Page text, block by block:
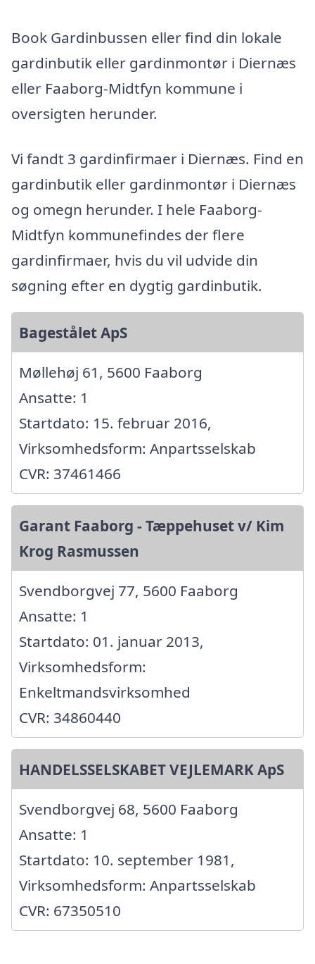
Book Gardinbussen eller find din lokale
gardinbutik eller gardinmontør i Diernæs
eller Faaborg-Midtfyn kommune i
oversigten herunder.
Vi fandt 3 gardinfirmaer i Diernæs. Find en
gardinbutik eller gardinmontør i Diernæs
og omegn herunder. I hele Faaborg-
Midtfyn kommunefindes der flere
gardinfirmaer, hvis du vil udvide din
søgning efter en dygtig gardinbutik.
Bagestålet ApS
Møllehøj 61, 5600 Faaborg
Ansatte: 1
Startdato: 15. februar 2016,
Virksomhedsform: Anpartsselskab
CVR: 37461466
Garant Faaborg - Tæppehuset v/ Kim
Krog Rasmussen
Svendborgvej 77, 5600 Faaborg
Ansatte: 1
Startdato: 01. januar 2013,
Virksomhedsform:
Enkeltmandsvirksomhed
CVR: 34860440
HANDELSSELSKABET VEJLEMARK ApS
Svendborgvej 68, 5600 Faaborg
Ansatte: 1
Startdato: 10. september 1981,
Virksomhedsform: Anpartsselskab
CVR: 67350510